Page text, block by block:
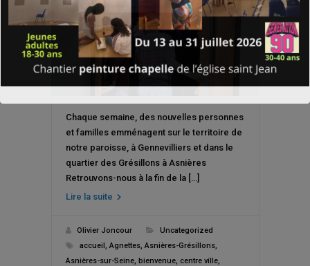
Chaque semaine, des nouvelles personnes
et familles emménagent sur le territoire de
notre paroisse, à Gennevilliers et dans le
quartier des Grésillons à Asnières
Retrouvons-nous à la fin de la […]
Lire la suite
Olivier Joncour
Uncategorized
accueil Agnettes, Asnières-Grésillons,
Asnières-sur-Seine, bienvenue, centre ville,